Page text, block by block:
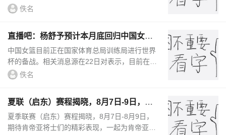
相关消息源对表示，曾凡博是腿部伤病问题，训
佚名
直播吧：杨舒予预计本月底回归中国女篮
韩旭李月汝回归时间待定
中国女篮目前正在国家体育总局训练局进行世界
杯的备战。相关消息源在22日对表示，目前在澳
大利亚当地联赛打球的后卫杨舒予预计在本月底
佚名
夏联（启东）赛程揭晓，8月7日-9日，期
待肯帝亚将士们的精彩表现
夏季联赛（启东）赛程揭晓，8月7日-8月9日，
期待肯帝亚将士们的精彩表现，一起为肯帝亚男